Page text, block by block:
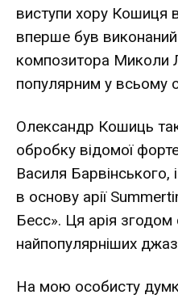
виступи хору
вперше був
композитора Миколи
популярним у всьому
Олександр Кошиць
обробку відомої
Василя Барвінського, і
в основу арії
Бесс». Ця арія згодом
найпопулярніших
На мою особисту